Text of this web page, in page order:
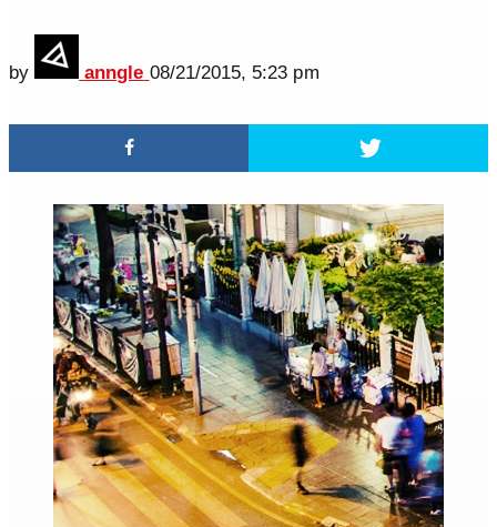
by anngle 08/21/2015, 5:23 pm